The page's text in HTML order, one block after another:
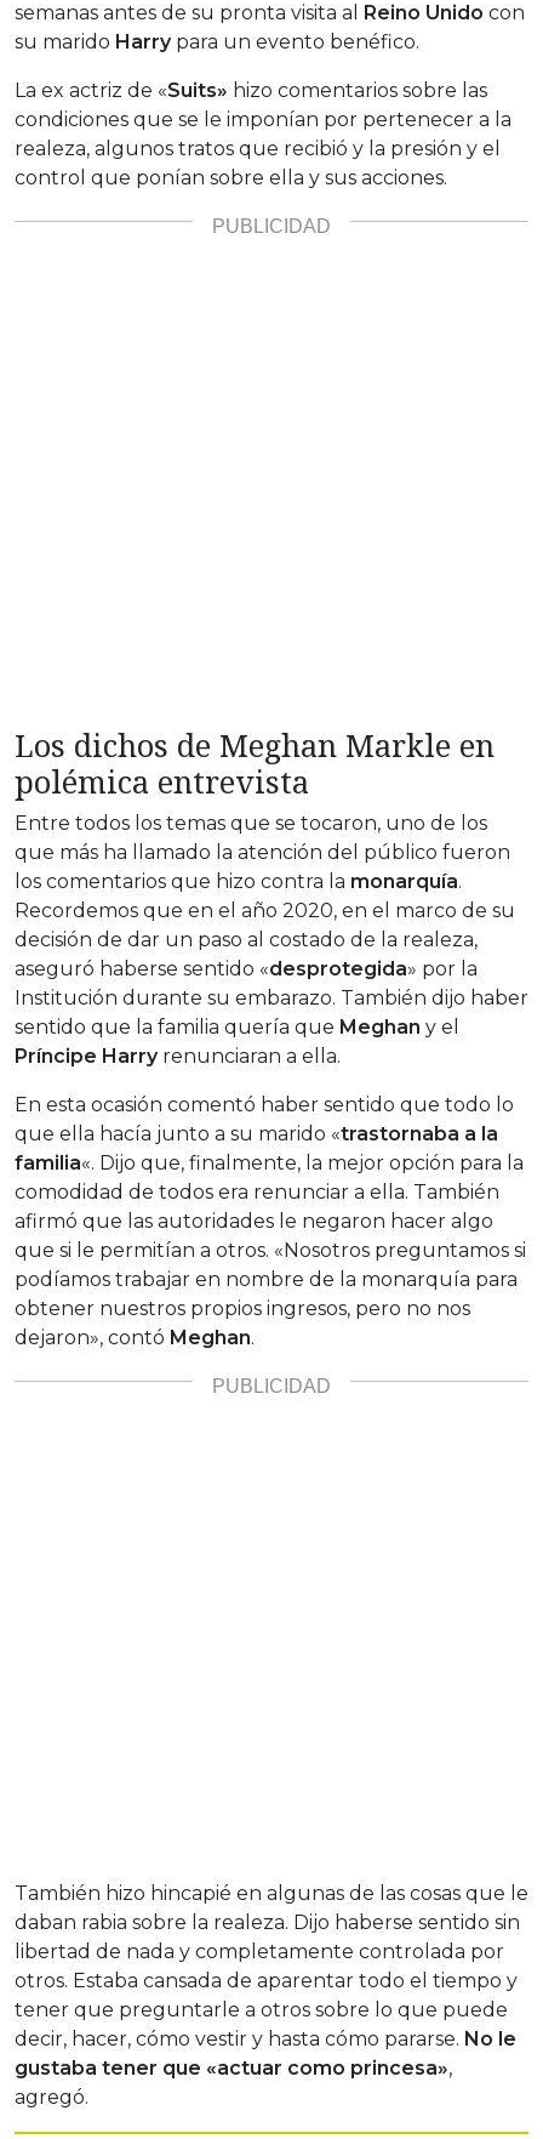
semanas antes de su pronta visita al
Reino Unido con
su marido Harrypara un evento benéfico.
La ex actriz de «Suits» hizo comentarios sobre las
condiciones que se le imponían por pertenecer a la
realeza, algunos tratos que recibió y la presión y el
control que ponían sobre ella y sus acciones.
Los dichos de Meghan Markle en
polémica entrevista
Entre todos los temas que se tocaron, uno de los
que más ha llamado la atención del público fueron
los comentarios que hizo contra la monarquía.
Recordemos que en el año 2020, en el marco de su
decisión de dar un paso al costado de la realeza,
aseguró haberse sentido «desprotegida» por la
Institución durante su embarazo. También dijo haber
sentido que la familia quería que Meghan y el
Príncipe Harryrenunciaran a ella.
En esta ocasión comentó haber sentido que todo lo
que ella hacía junto a su marido «trastornaba a la
familia«. Dijo que, finalmente, la mejor opción para la
comodidad de todos era renunciar a ella. También
afirmó que las autoridades le negaron hacer algo
que si le permitían a otros. «Nosotros preguntamos si
podíamos trabajar en nombre de la monarquía para
obtener nuestros propios ingresos, pero no nos
dejaron», contó Meghan.
También hizo hincapié en algunas de las cosas que le
daban rabia sobre la realeza. Dijo haberse sentido sin
libertad de nada y completamente controlada por
otros. Estaba cansada de aparentar todo el tiempo y
tener que preguntarle a otros sobre lo que puede
decir, hacer, cómo vestir y hasta cómo pararse. No le
gustaba tener que «actuar como princesa»,
agregó.